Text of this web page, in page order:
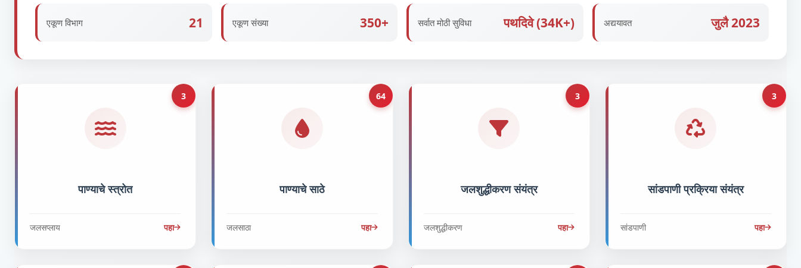
एकूण विभाग 21 एकूण संख्या 350+ सर्वात मोठी सुविधा पथदिवे (34K+) अद्ययावत जुलै 2023
3
पाण्याचे स्त्रोत
जलसप्लाय पहा
64
पाण्याचे साठे
जलसाठा पहा
3
जलशुद्धीकरण संयंत्र
जलशुद्धीकरण पहा
3
सांडपाणी प्रक्रिया संयंत्र
सांडपाणी पहा